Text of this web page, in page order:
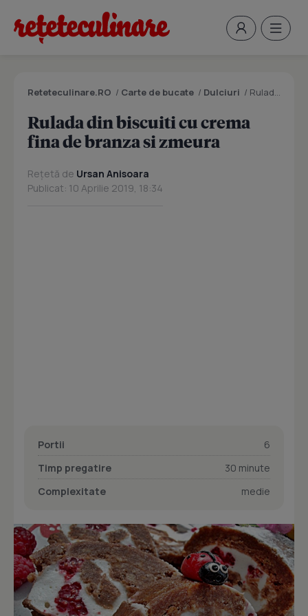
Reteteculinare.RO / Carte de bucate / Dulciuri / Rulada din biscuiti cu crema fina de branza si zmeura
Rulada din biscuiti cu crema
fina de branza si zmeura
Rețetă de Ursan Anisoara
Publicat: 10 Aprilie 2019, 18:34
Portii
6
Timp pregatire
30 minute
Complexitate
medie